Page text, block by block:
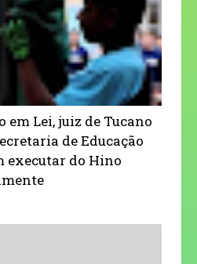
Lei, juiz de Tucano
de Educação
executar do Hino